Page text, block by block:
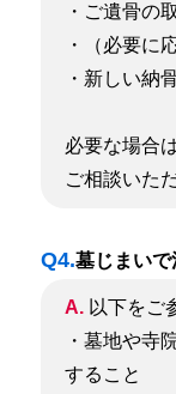
・ご遺骨の
・（必要に
・新しい納
必要な場合
ご相談いた
Q4.墓じまいで
A. 以下をご
・墓地や寺
すること